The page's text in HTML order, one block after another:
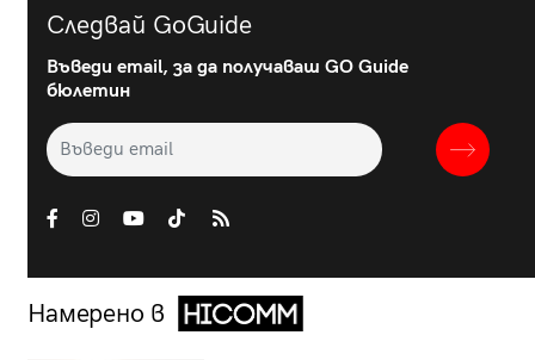
Следвай GoGuide
Въведи email, за да получаваш GO Guide
бюлетин
Намерено в